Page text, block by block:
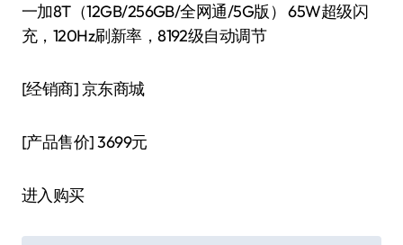
一加8T（12GB/256GB/全网通/5G版） 65W超级闪
充，120Hz刷新率，8192级自动调节
[经销商]京东商城
[产品售价]3699元
进入购买